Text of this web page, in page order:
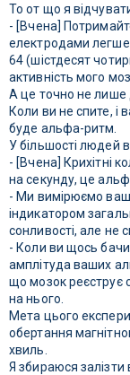
То от що я
- [Вчена]
електродами легше
64 (шістдесят
активність мого
А це точно не лише
Коли ви не спите, і
буде альфа-ритм.
У більшості людей
- [Вчена] Крихітні
на секунду, це
- Ми вимірюємо
індикатором
сонливості, але не
- Коли ви щось
амплітуда ваших
що мозок реєструє
на нього.
Мета цього
обертання
хвиль.
Я збираюся залізти